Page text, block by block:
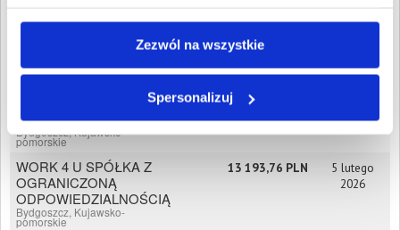
Zezwól na wszystkie
Spersonalizuj
POLAND SPÓŁKA Z
OGRANICZONĄ
KOMANDYTOWA
Bydgoszcz, Kujawsko-
pomorskie
15 795,56 PLN
WORK 4 U SPÓŁKA Z
OGRANICZONĄ
ODPOWIEDZIALNOŚCIĄ
Bydgoszcz, Kujawsko-
pomorskie
13 193,76 PLN
5 lutego
2026